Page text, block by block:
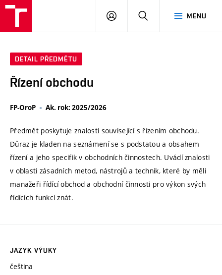
MENU
PŘIHLÁSIT
DETAIL PŘEDMĚTU
Řízení obchodu
FP-OroP Ak. rok: 2025/2026
Předmět poskytuje znalosti související s řízením obchodu.
Důraz je kladen na seznámení se s podstatou a obsahem
řízení a jeho specifik v obchodních činnostech. Uvádí znalosti
v oblasti zásadních metod, nástrojů a technik, které by měli
manažeři řídící obchod a obchodní činnosti pro výkon svých
řídících funkcí znát.
JAZYK VÝUKY
čeština